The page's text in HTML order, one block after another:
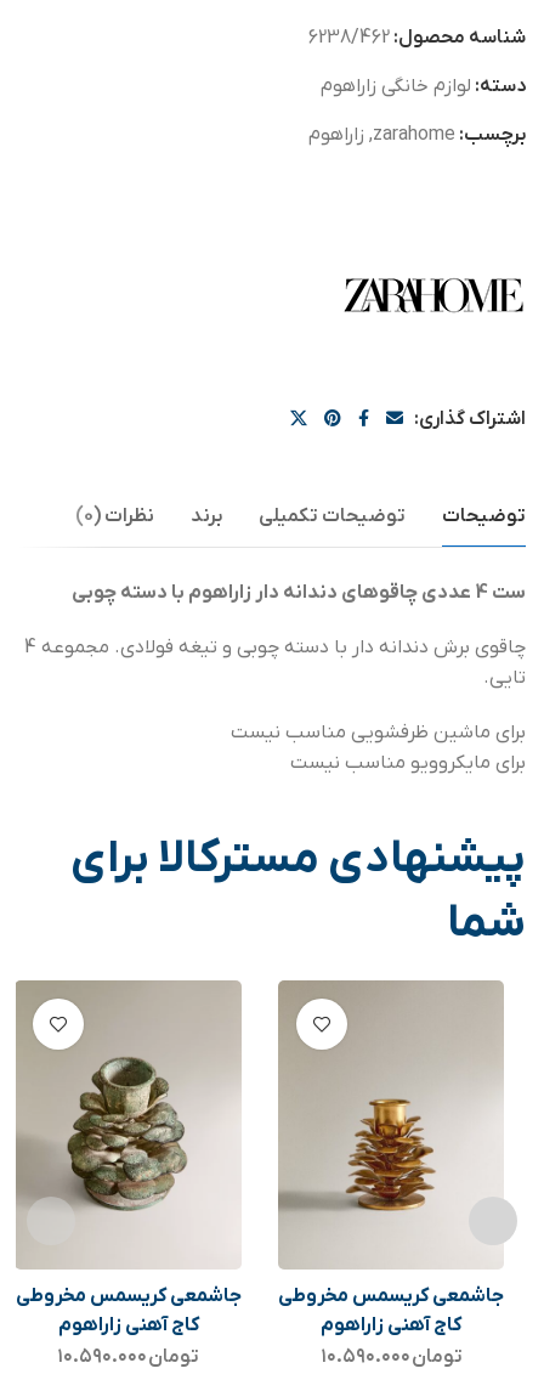
شناسه محصول: 6238/462
دسته: لوازم خانگی زاراهوم
برچسب: zarahome
, زاراهوم
اشتراک گذاری:
توضیحات توضیحات تکمیلی برند نظرات (0)
ست 4 عددی چاقوهای دندانه دار زاراهوم با دسته چوبی
چاقوی برش دندانه دار با دسته چوبی و تیغه فولادی. مجموعه 4
تایی.
برای ماشین ظرفشویی مناسب نیست
برای مایکروویو مناسب نیست
پیشنهادی مسترکالا برای
شما
جاشمعی کریسمس مخروطی
کاج آهنی زاراهوم
تومان
جاشمعی کریسمس مخروطی
کاج آهنی زاراهوم
تومان